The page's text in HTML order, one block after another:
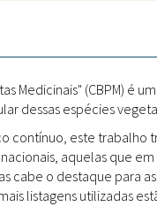
Medicinais" (CBPM) é
dessas espécies
contínuo, este trabalho
aquelas que
cabe o destaque para
listagens utilizadas